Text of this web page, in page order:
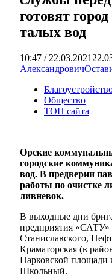
готовят
талых вод
10:47 / 22.03.2021
Александрович
Общество
ТОП сайта
Орские
городские
вод. В предверии
работы по очистке
ливневок.
В выходные дни
предприятия «САТУ»
Станиславского,
Краматорская (в
Парковской площади
Школьный.